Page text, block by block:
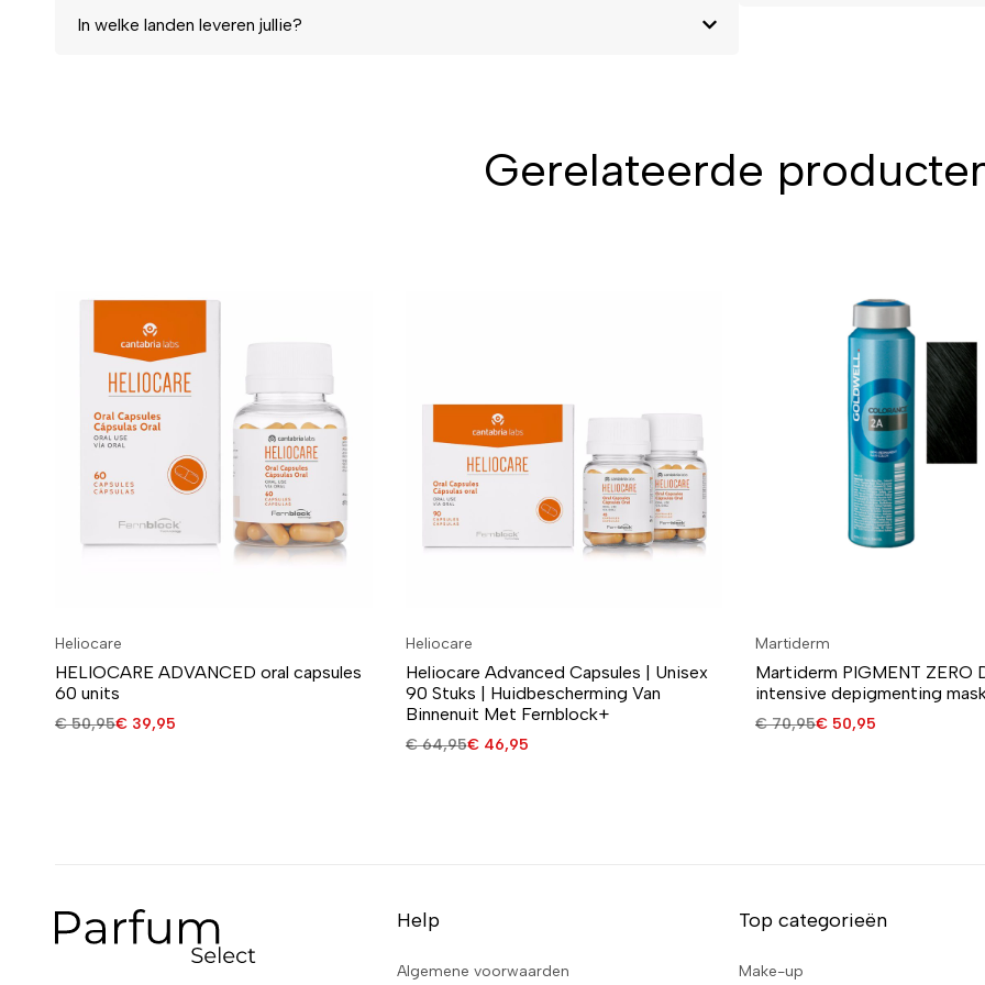
In welke landen leveren jullie?
Gerelateerde
Heliocare
HELIOCARE ADVANCED oral capsules
60 units
€50,95€ 39,95
Heliocare
Heliocare Advanced Capsules | Unisex
90 Stuks | Huidbescherming Van
Binnenuit Met Fernblock+
€64,95€46,95
Martiderm
Martiderm PIGMENT ZERO
intensive depigmenting
€70,95€ 50,95
Help
Algemene voorwaarden
Top categorieën
Make-up